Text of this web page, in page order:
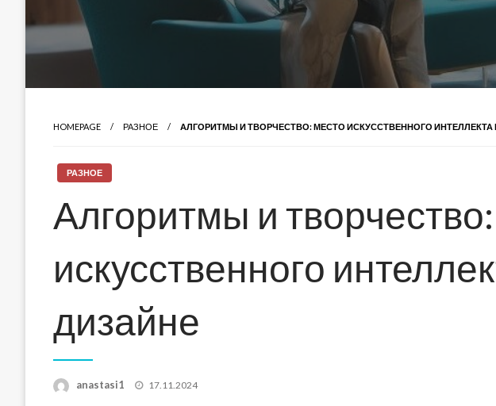
HOMEPAGE РАЗНОЕ АЛГОРИТМЫ И ТВОРЧЕСТВО: МЕСТО ИСКУССТВЕННОГО ИНТЕЛЛЕКТА
РАЗНОЕ
Алгоритмы и
искусственного
дизайне
anastasi1
Posted
17.11.2024